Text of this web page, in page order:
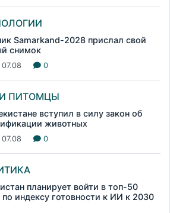
Samarkand-2028 прислал свой
снимок
0
ПИТОМЦЫ
вступил в силу закон об
животных
0
планирует войти в топ-50
по индексу готовности к ИИ к 2030